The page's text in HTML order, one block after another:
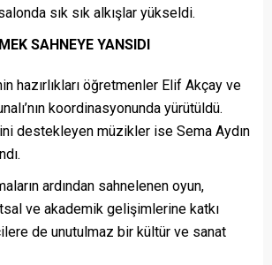
sık sık alkışlar yükseldi.
SAHNEYE YANSIDI
hazırlıkları öğretmenler Elif Akçay ve
koordinasyonunda yürütüldü.
destekleyen müzikler ise Sema Aydın
ardından sahnelenen oyun,
ve akademik gelişimlerine katkı
de unutulmaz bir kültür ve sanat